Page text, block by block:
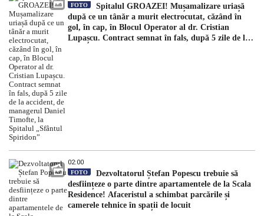
FOTO
Spitalul GROAZEI! Mușamalizare uriașă
după ce un tânăr a murit electrocutat, căzând în
gol, în cap, în Blocul Operator al dr. Cristian
Lupașcu. Contract semnat în fals, după 5 zile de la
02:00
FOTO
Dezvoltatorul Ștefan Popescu trebuie să
desființeze o parte dintre apartamentele de la Scala
Residence! Afaceristul a schimbat parcările și
camerele tehnice în spații de locuit